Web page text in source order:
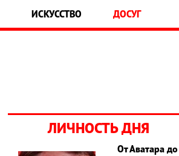
ИСКУССТВО ДОСУГ
ЛИЧНОСТЬ ДНЯ
От Аватара до